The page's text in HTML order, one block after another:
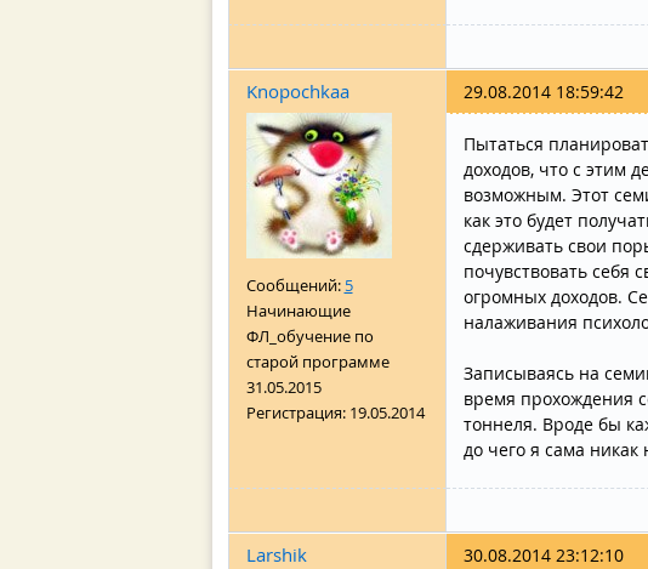
Knopochkaa
Сообщений: 5
Начинающие
ФЛ_обучение по
старой программе
31.05.2015
Регистрация: 19.05.2014
29.08.2014 18:59:42
Пытаться
доходов, что с этим
возможным. Этот
как это будет
сдерживать свои
почувствовать себя
огромных доходов.
налаживания
Записываясь на
время прохождения
тоннеля. Вроде бы
до чего я сама никак
Larshik 30.08.2014 23:12:10